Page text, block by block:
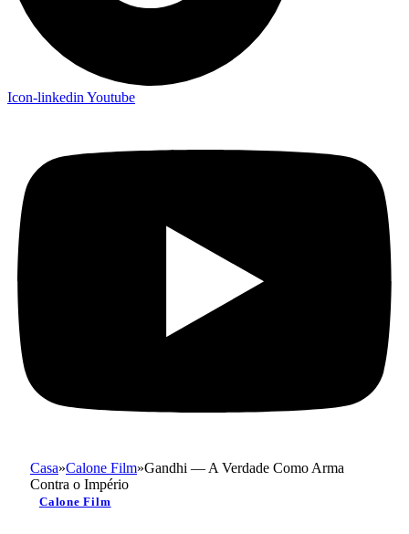
Icon-linkedin Youtube
Casa»Calone Film»Gandhi — A Verdade Como Arma
Contra o Império
Calone Film